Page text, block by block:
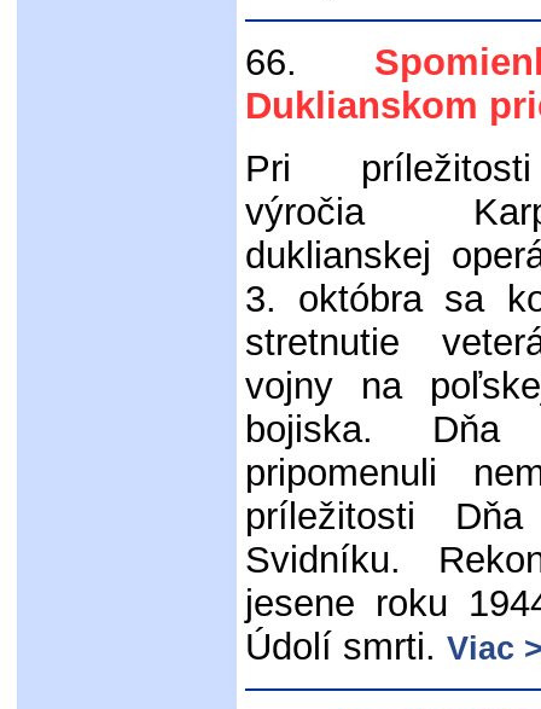
66.
Duklianskom
Pri
výročia
duklianskej
3. októbra sa
stretnutie
vojny na
bojiska.
pripomenuli
príležitosti
Svidníku.
jesene roku
Údolí smrti. Viac